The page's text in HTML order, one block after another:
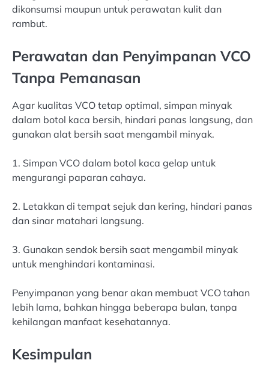
dikonsumsi maupun untuk perawatan kulit dan
rambut.
Perawatan dan Penyimpanan VCO
Tanpa Pemanasan
Agar kualitas VCO tetap optimal, simpan minyak
dalam botol kaca bersih, hindari panas langsung, dan
gunakan alat bersih saat mengambil minyak.
1. Simpan VCO dalam botol kaca gelap untuk
mengurangi paparan cahaya.
2. Letakkan di tempat sejuk dan kering, hindari panas
dan sinar matahari langsung.
3. Gunakan sendok bersih saat mengambil minyak
untuk menghindari kontaminasi.
Penyimpanan yang benar akan membuat VCO tahan
lebih lama, bahkan hingga beberapa bulan, tanpa
kehilangan manfaat kesehatannya.
Kesimpulan